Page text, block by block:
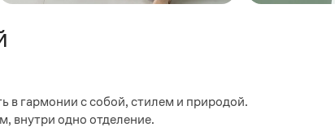
в гармонии с собой, стилем и природой.
внутри одно отделение.